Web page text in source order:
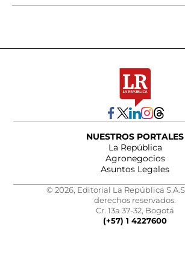
NUESTROS PORTALES
La República
Agronegocios
Asuntos Legales
© 2026, Editorial La República
derechos reservados.
Cr. 13a 37-32, Bogotá
(+57) 1 4227600